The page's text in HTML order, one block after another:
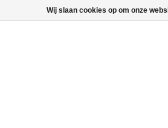
Wij slaan cookies op om onze